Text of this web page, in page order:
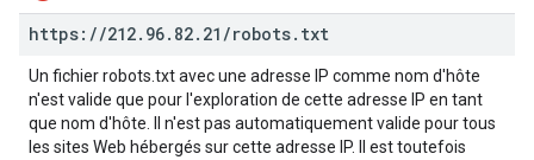
https: //212. 96. 82. 21 /robots. txt
Un fichier robots.txt avec une adresse IP comme nom d'hôte
n'est valide que pour l'exploration de cette adresse IP en tant
que nom d'hôte. Il n'est pas automatiquement valide pour tous
les sites Web hébergés sur cette adresse IP. Il est toutefois